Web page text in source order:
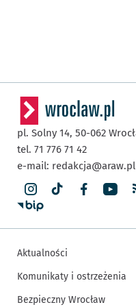
pl. Solny 14, 50-062
tel. 71 776 71 42
e-mail: redakcja@araw.pl
Aktualności
Komunikaty i ostrzeżenia
Bezpieczny Wrocław